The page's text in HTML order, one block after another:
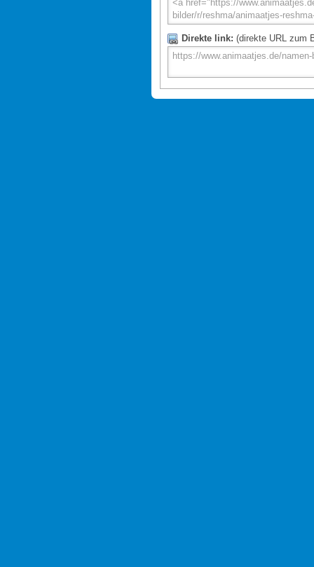
Direkte link: (direkte URL zum